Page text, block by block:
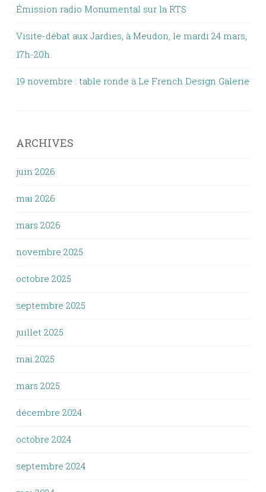
Émission radio Monumental sur la RTS
Visite-débat aux Jardies, à Meudon, le mardi 24 mars,
17h-20h
19 novembre : table ronde à Le French Design Galerie
ARCHIVES
juin 2026
mai 2026
mars 2026
novembre 2025
octobre 2025
septembre 2025
juillet 2025
mai 2025
mars 2025
décembre 2024
octobre 2024
septembre 2024